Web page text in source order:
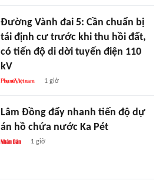
Đường Vành đai 5: Cần chuẩn bị
tái định cư trước khi thu hồi đất,
có tiến độ di dời tuyến điện 110
kV
1 giờ
Lâm Đồng đẩy nhanh tiến độ dự
án hồ chứa nước Ka Pét
1 giờ